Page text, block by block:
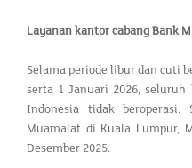
Layanan kantor cabang Bank
Selama periode libur dan cuti
serta 1 Januari 2026,
Indonesia tidak beroperasi.
Muamalat di Kuala Lumpur,
Desember 2025.